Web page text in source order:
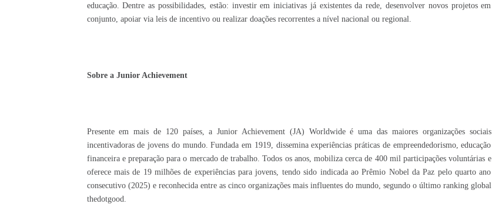
educação. Dentre as possibilidades, estão: investir em iniciativas já existentes da rede, desenvolver novos projetos em
conjunto, apoiar via leis de incentivo ou realizar doações recorrentes a nível nacional ou regional.
Sobre a Junior Achievement
Presente em mais de 120 países, a Junior Achievement (JA) Worldwide é uma das maiores organizações sociais
incentivadoras de jovens do mundo. Fundada em 1919, dissemina experiências práticas de empreendedorismo, educação
financeira e preparação para o mercado de trabalho. Todos os anos, mobiliza cerca de 400 mil participações voluntárias e
oferece mais de 19 milhões de experiências para jovens, tendo sido indicada ao Prêmio Nobel da Paz pelo quarto ano
consecutivo (2025) e reconhecida entre as cinco organizações mais influentes do mundo, segundo o último ranking global
thedotgood.